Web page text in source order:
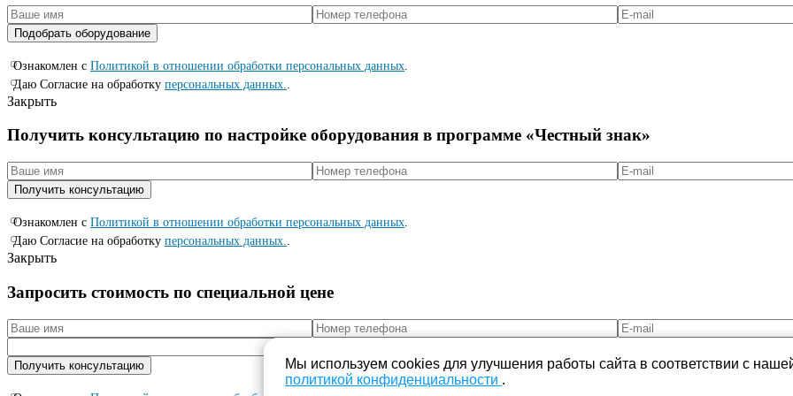
Мы используем cookies для улучшения работы сайта в соответствии с
политикой конфиденциальности .
Ознакомлен с Политикой в отношении обработки персональных данных
Даю Согласие на обработку персональных данных.
Закрыть
Получить консультацию по настройке оборудования в программе «Честный знак»
Ознакомлен с Политикой в отношении обработки персональных данных.
Даю Согласие на обработку персональных данных..
Закрыть
Запросить стоимость по специальной цене